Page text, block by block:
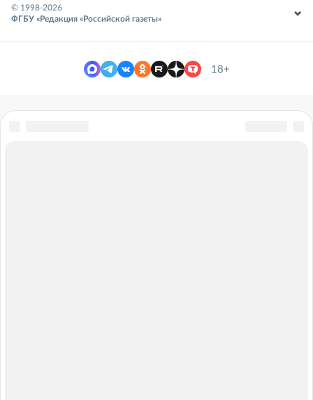
© 1998-2026
ФГБУ «Редакция «Российской газеты»
18+